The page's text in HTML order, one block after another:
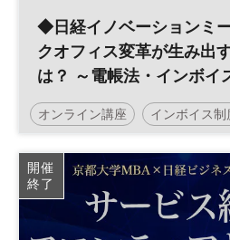
◆日経イノベーションミ
クオフィス変革が生み出
は？ ～電帳法・インボイ
～
オンライン講座 インボイス制
日経イノベーション・ミートア
デジタルトランスフォーメーシ
テクノロジー
開催
終了